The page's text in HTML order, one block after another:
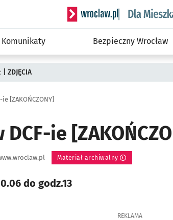
Serwis informacyjny
Komunikaty Bezpieczny Wrocław
ZDJĘCIA
ie [ZAKOŃCZONY]
DCF-ie
Materiał archiwalny
do godz.13
REKLAMA